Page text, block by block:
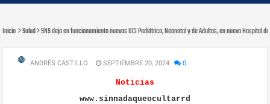
Inicio Salud SNS deja en funcionamiento nuevas UCI Pediátrica, Neonatal y de Adultos, en nuevo Hospital
ANDRÉS CASTILLO SEPTIEMBRE 20, 2024 0
Noticias
www.sinnadaqueocultarrd